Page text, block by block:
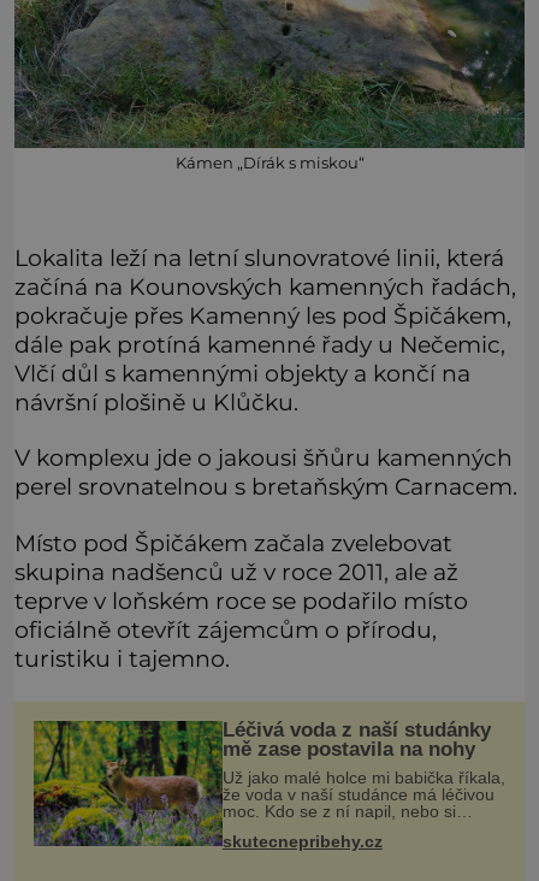
Kámen „Dírák s miskou“
Lokalita leží na letní slunovratové linii, která
začíná na Kounovských kamenných řadách,
pokračuje přes Kamenný les pod Špičákem,
dále pak protíná kamenné řady u Nečemic,
Vlčí důl s kamennými objekty a končí na
návršní plošině u Klůčku.
V komplexu jde o jakousi šňůru kamenných
perel srovnatelnou s bretaňským Carnacem.
Místo pod Špičákem začala zvelebovat
skupina nadšenců už v roce 2011, ale až
teprve v loňském roce se podařilo místo
oficiálně otevřít zájemcům o přírodu,
turistiku i tajemno.
Léčivá voda z naší studánky
mě zase postavila na nohy
Už jako malé holce mi babička říkala,
že voda v naší studánce má léčivou
moc. Kdo se z ní napil, nebo si
natrhal bylinky kolem, tomu se
ulevilo. Ráda vzpomínám na své
skutecnepribehy.cz